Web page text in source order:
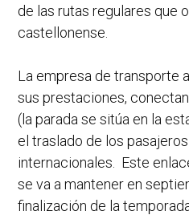
de las rutas regulares que
castellonense.
La empresa de transporte
sus prestaciones,
(la parada se sitúa en la
el traslado de los
internacionales. Este
se va a mantener en
finalización de la